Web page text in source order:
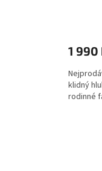
je
z
5
1 990
klidný
rodinné